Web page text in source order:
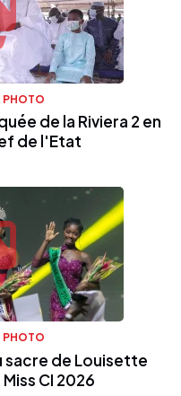
PHOTO
de la Riviera 2 en
de l'Etat
PHOTO
sacre de Louisette
CI 2026